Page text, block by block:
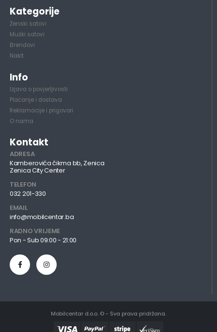
Kategorije
Ženski satovi
Muški satovi
Brendovi
Nakit
Info
Izjava o povjerljivosti
Plaćanje i dostava
Reklamacije i prigovori
O nama
Kontakt
ADRESA
Kamberovića čikma bb, Zenica
Zenica City Center
TELEFON
032 201-330
EMAIL
info@mobilcentar.ba
RADNO VRIJEME
Pon - Sub 09:00 - 21:00
Mobilcentar d.o.o. © - Sva prava pridržana.